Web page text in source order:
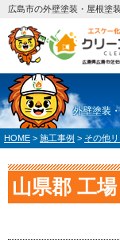
広島市の外壁塗装・屋根塗
外壁塗装
HOME > 施工事例 > その他
山県郡 工